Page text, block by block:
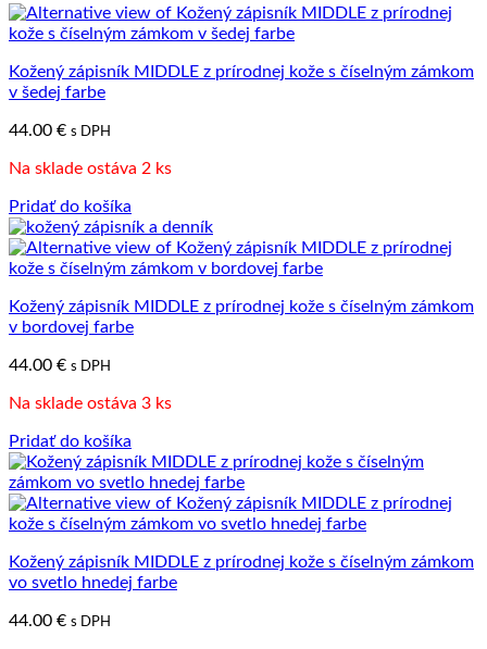
Kožený zápisník MIDDLE z prírodnej kože s číselným zámkom
v šedej farbe
44.00 € s DPH
Na sklade ostáva 2 ks
Pridať do košíka
Kožený zápisník MIDDLE z prírodnej kože s číselným zámkom
v bordovej farbe
44.00 € s DPH
Na sklade ostáva 3 ks
Pridať do košíka
Kožený zápisník MIDDLE z prírodnej kože s číselným zámkom
vo svetlo hnedej farbe
44.00 € s DPH